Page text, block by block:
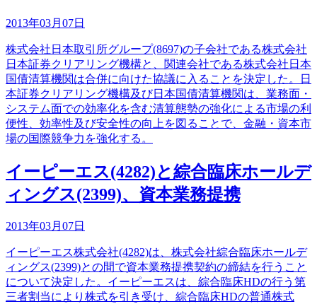
2013年03月07日
株式会社日本取引所グループ(8697)の子会社である株式会社
日本証券クリアリング機構と、関連会社である株式会社日本
国債清算機関は合併に向けた協議に入ることを決定した。日
本証券クリアリング機構及び日本国債清算機関は、業務面・
システム面での効率化を含む清算態勢の強化による市場の利
便性、効率性及び安全性の向上を図ることで、金融・資本市
場の国際競争力を強化する。
イーピーエス(4282)と綜合臨床ホールデ
ィングス(2399)、資本業務提携
2013年03月07日
イーピーエス株式会社(4282)は、株式会社綜合臨床ホールデ
ィングス(2399)との間で資本業務提携契約の締結を行うこと
について決定した。イーピーエスは、綜合臨床HDの行う第
三者割当により株式を引き受け、綜合臨床HDの普通株式